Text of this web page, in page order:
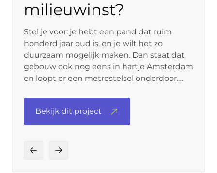
milieuwinst?
Stel je voor: je hebt een pand dat ruim
honderd jaar oud is, en je wilt het zo
duurzaam mogelijk maken. Dan staat dat
gebouw ook nog eens in hartje Amsterdam
en loopt er een metrostelsel onderdoor.
Redevco niet tegenhielden om naar
maximale milieuwinst te streven.
Bekijk dit project